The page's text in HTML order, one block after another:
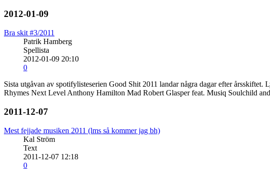
2012-01-09
Bra skit #3/2011
Patrik Hamberg
Spellista
2012-01-09 20:10
0
Sista utgåvan av spotifylisteserien Good Shit 2011 landar några dagar efter
Rhymes Next Level Anthony Hamilton Mad Robert Glasper feat. Musiq Soulchild
2011-12-07
Mest fejjade musiken 2011 (lms så kommer jag bh)
Kal Ström
Text
2011-12-07 12:18
0